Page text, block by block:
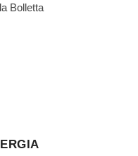
Bolletta